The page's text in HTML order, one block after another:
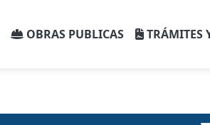
OBRAS PUBLICAS TRÁMITES